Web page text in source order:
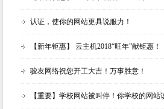
认证，使你的网站更具说服力！
【新年钜惠】 云主机2018“旺年”献钜惠！
骏友网络祝您开工大吉！万事胜意！
【重要】学校网站被叫停！你学校的网